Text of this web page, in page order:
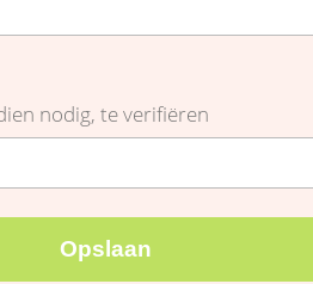
nodig, te verifiëren